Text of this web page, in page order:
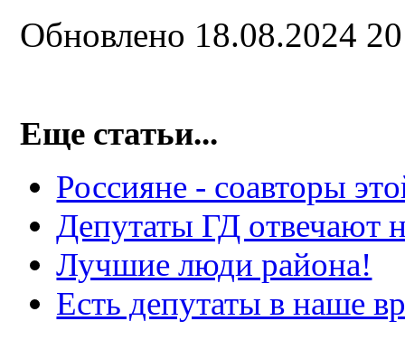
Обновлено 18.08.2024
Еще статьи...
Россияне - соавторы
Депутаты ГД отвечают
Лучшие люди района!
Есть депутаты в наше